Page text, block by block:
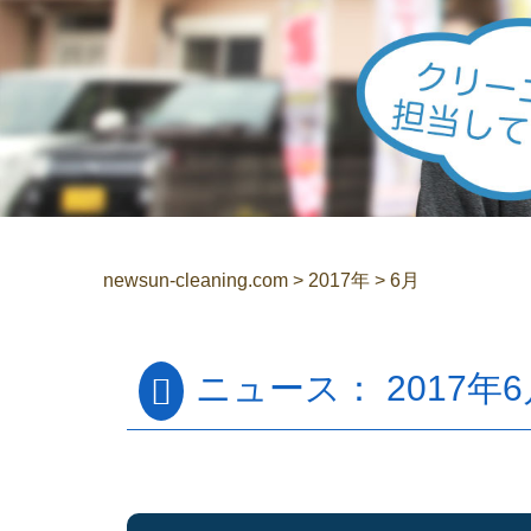
newsun-cleaning.com > 2017年 > 6月
ニュース： 2017年6